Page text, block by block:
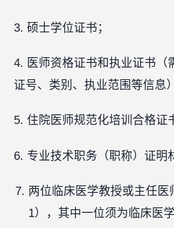
3. 硕士学位证书；
4. 医师资格证书和执业证书（
证号、类别、执业范围等信息
5. 住院医师规范化培训合格证
6. 专业技术职务（职称）证明
两位临床医学教授或主任医
1），其中一位须为临床医